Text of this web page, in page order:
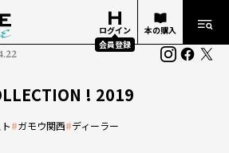
ログイン
会員登録
本の購入
! 2019
#ガモウ関西#ディーラー